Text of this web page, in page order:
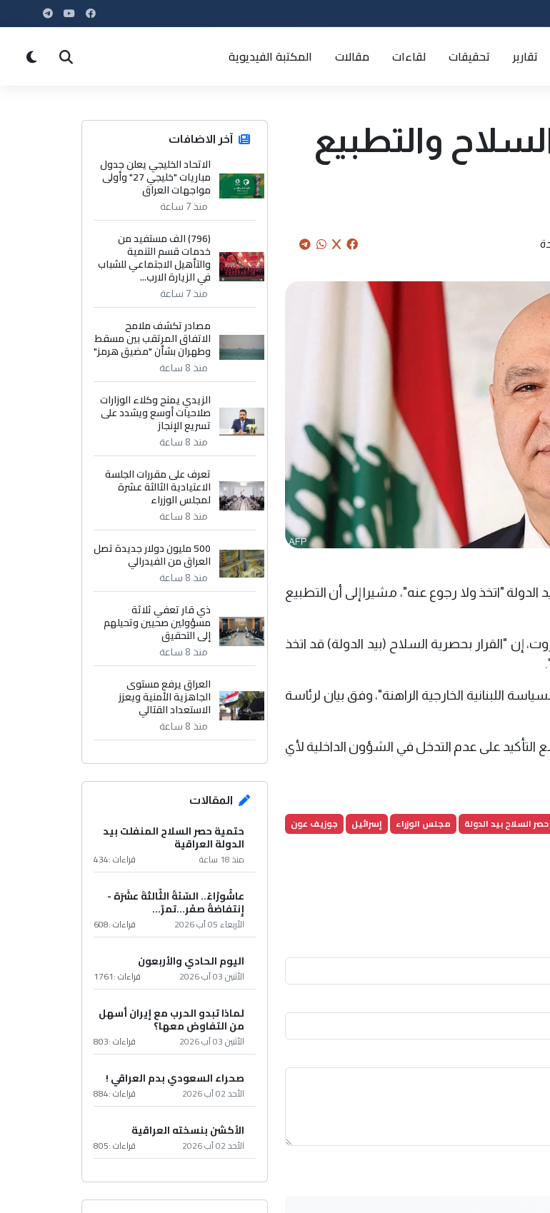
تقارير تحقيقات لقاءات مقالات المكتبة الفيديوية
والتطبيع
"اتخذ ولا رجوع عنه"، مشيرا إلى أن التطبيع
إن "القرار بحصرية السلاح (بيد الدولة) قد اتخذ
اللبنانية الخارجية الراهنة"، وفق بيان لرئاسة
على عدم التدخل في الشؤون الداخلية لأي
حصر السلاح بيد الدولة مجلس الوزراء إسرائيل جوزيف عون
آخر الاضافات
الاتحاد الخليجي يعلن جدول
مباريات "خليجي 27" وأولى
مواجهات العراق
منذ 7 ساعة
(796) الف مستفيد من
خدمات قسم التنمية
والتأهيل الاجتماعي للشباب
في الزيارة الارب...
منذ 7 ساعة
مصادر تكشف ملامح
الاتفاق المرتقب بين مسقط
وطهران بشأن "مضيق هرمز"
منذ 8 ساعة
الزيدي يمنح وكلاء الوزارات
صلاحيات أوسع ويشدد على
تسريع الإنجاز
منذ 8 ساعة
تعرف على مقررات الجلسة
الاعتيادية الثالثة عشرة
لمجلس الوزراء
منذ 8 ساعة
500 مليون دولار جديدة تصل
العراق من الفيدرالي
منذ 8 ساعة
ذي قار تعفي ثلاثة
مسؤولين صحيين وتحيلهم
إلى التحقيق
منذ 8 ساعة
العراق يرفع مستوى
الجاهزية الأمنية ويعزز
الاستعداد القتالي
منذ 8 ساعة
المقالات
حتمية حصر السلاح المنفلت بيد
الدولة العراقية
منذ 18 ساعة قراءات :434
عاشُورْاءُ.. السّنَةُ الثّالثةَ عشَرَة -
إِنتفاضةُ صفَر…تمرّ...
الأربعاء 05 آب 2026 قراءات :608
اليوم الحادي والأربعون
الأثنين 03 آب 2026 قراءات :1761
لماذا تبدو الحرب مع إيران أسهل
من التفاوض معها؟
الأثنين 03 آب 2026 قراءات :803
صحراء السعودي بدم العراقي !
الأحد 02 آب 2026 قراءات :884
الأكشن بنسخته العراقية
الأحد 02 آب 2026 قراءات :805